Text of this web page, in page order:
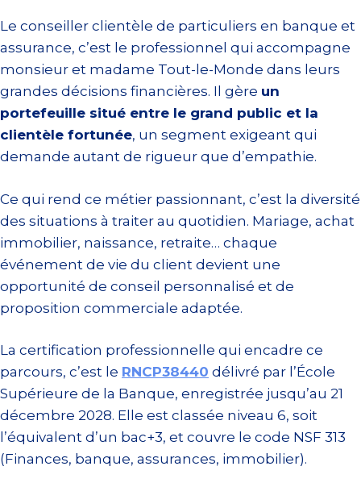
Le conseiller clientèle de particuliers en banque et
assurance, c’est le professionnel qui accompagne
monsieur et madame Tout-le-Monde dans leurs
grandes décisions financières. Il gère un
portefeuille situé entre le grand public et la
clientèle fortunée, un segment exigeant qui
demande autant de rigueur que d’empathie.
Ce qui rend ce métier passionnant, c’est la diversité
des situations à traiter au quotidien. Mariage, achat
immobilier, naissance, retraite… chaque
événement de vie du client devient une
opportunité de conseil personnalisé et de
proposition commerciale adaptée.
La certification professionnelle qui encadre ce
parcours, c’est le RNCP38440 délivré par l’École
Supérieure de la Banque, enregistrée jusqu’au 21
décembre 2028. Elle est classée niveau 6, soit
l’équivalent d’un bac+3, et couvre le code NSF 313
(Finances, banque, assurances, immobilier).